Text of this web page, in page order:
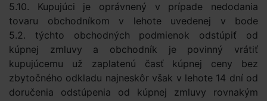
5.10. Kupujúci je oprávnený v prípade nedodania
tovaru obchodníkom v lehote uvedenej v bode
5.2. týchto obchodných podmienok odstúpiť od
kúpnej zmluvy a obchodník je povinný vrátiť
kupujúcemu už zaplatenú časť kúpnej ceny bez
zbytočného odkladu najneskôr však v lehote 14 dní od
doručenia odstúpenia od kúpnej zmluvy rovnakým